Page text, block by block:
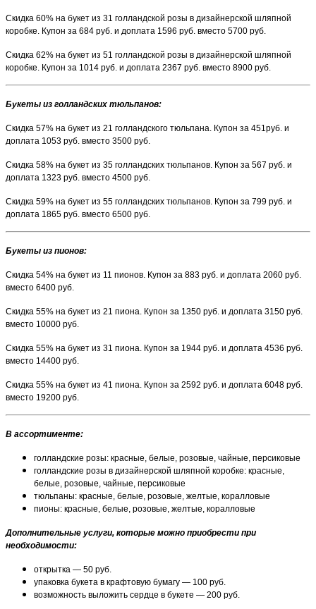
Скидка 60% на букет из 31 голландской розы в дизайнерской шляпной
коробке. Купон за 684 руб. и доплата 1596 руб. вместо 5700 руб.
Скидка 62% на букет из 51 голландской розы в дизайнерской шляпной
коробке. Купон за 1014 руб. и доплата 2367 руб. вместо 8900 руб.
Букеты из голландских тюльпанов:
Скидка 57% на букет из 21 голландского тюльпана. Купон за 451руб. и
доплата 1053 руб. вместо 3500 руб.
Скидка 58% на букет из 35 голландских тюльпанов. Купон за 567 руб. и
доплата 1323 руб. вместо 4500 руб.
Скидка 59% на букет из 55 голландских тюльпанов. Купон за 799 руб. и
доплата 1865 руб. вместо 6500 руб.
Букеты из пионов:
Скидка 54% на букет из 11 пионов. Купон за 883 руб. и доплата 2060 руб.
вместо 6400 руб.
Скидка 55% на букет из 21 пиона. Купон за 1350 руб. и доплата 3150 руб.
вместо 10000 руб.
Скидка 55% на букет из 31 пиона. Купон за 1944 руб. и доплата 4536 руб.
вместо 14400 руб.
Скидка 55% на букет из 41 пиона. Купон за 2592 руб. и доплата 6048 руб.
вместо 19200 руб.
В ассортименте:
голландские розы: красные, белые, розовые, чайные, персиковые
голландские розы в дизайнерской шляпной коробке: красные,
белые, розовые, чайные, персиковые
тюльпаны: красные, белые, розовые, желтые, коралловые
пионы: красные, белые, розовые, желтые, коралловые
Дополнительные услуги, которые можно приобрести при
необходимости:
открытка — 50 руб.
упаковка букета в крафтовую бумагу — 100 руб.
возможность выложить сердце в букете — 200 руб.